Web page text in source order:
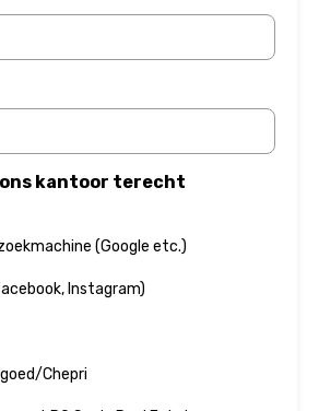
ons kantoor terecht
(Google etc.)
Instagram)
Chepri